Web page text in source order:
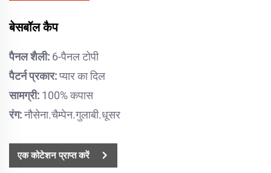
बेसबॉल कैप
पैनल शैली: 6-पैनल टोपी
पैटर्न प्रकार:प्यार का दिल
सामग्री: 100% कपास
रंग:नौसेना.चैम्पेन.गुलाबी.धूसर
एक कोटेशन प्राप्त करें